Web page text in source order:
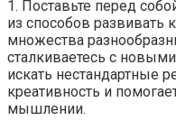
1. Поставьте перед
из способов развивать
множества
сталкиваетесь с
искать нестандартные
креативность и
мышлении.